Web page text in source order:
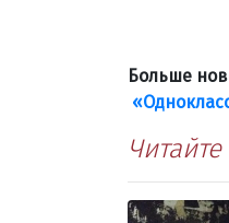
Больше